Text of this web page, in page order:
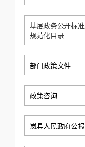
基层政务公开标准
规范化目录
部门政策文件
政策咨询
岚县人民政府公报